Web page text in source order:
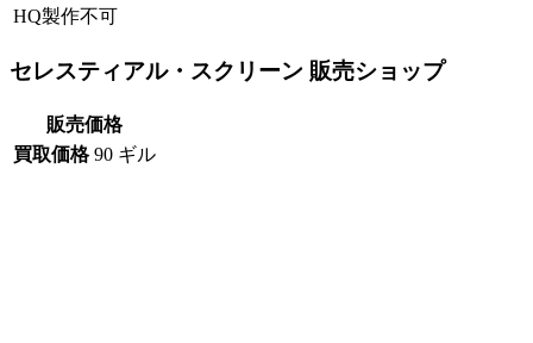
HQ製作不可
セレスティアル・スクリーン 販売ショップ
販売価格
買取価格 90 ギル